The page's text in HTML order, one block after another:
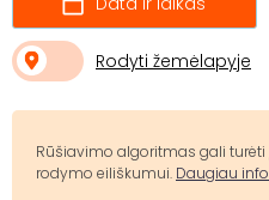
Rodyti žemėlapyje
Rūšiavimo algoritmas gali
rodymo eiliškumui. Daugiau